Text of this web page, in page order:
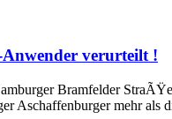
verurteilt !
Bramfelder
Aschaffenburger mehr als